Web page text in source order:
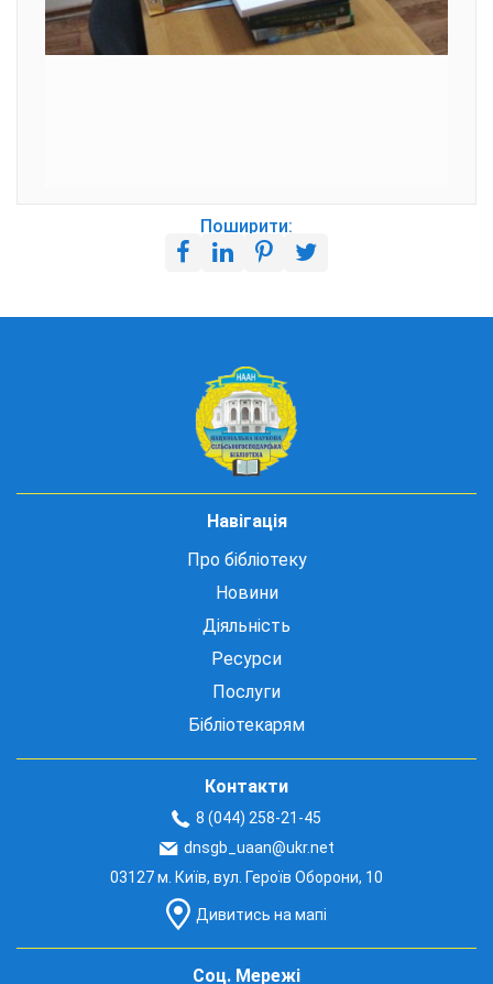
Поширити:
Навігація
Про бібліотеку
Новини
Діяльність
Ресурси
Послуги
Бібліотекарям
Контакти
8 (044) 258-21-45
dnsgb_uaan@ukr.net
03127 м. Київ, вул. Героїв Оборони, 10
Дивитись на мапі
Соц. Мережі